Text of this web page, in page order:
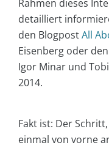
Rahmen dieses
detailliert
den BlogpostAll
Eisenberg oder
Igor Minar und
2014.
Fakt ist: Der
einmal von vorne